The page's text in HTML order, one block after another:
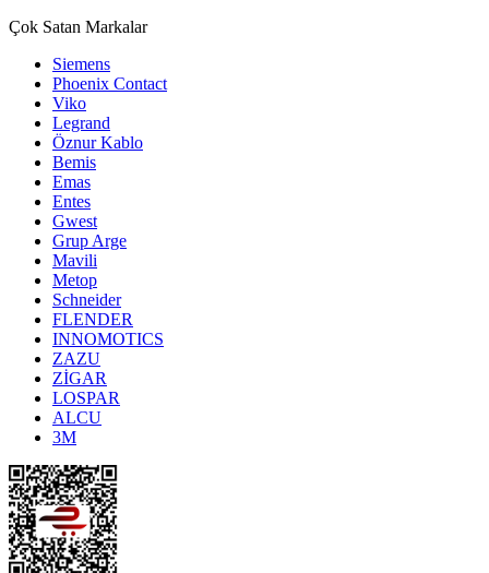
Çok Satan Markalar
Siemens
Phoenix Contact
Viko
Legrand
Öznur Kablo
Bemis
Emas
Entes
Gwest
Grup Arge
Mavili
Metop
Schneider
FLENDER
INNOMOTICS
ZAZU
ZİGAR
LOSPAR
ALCU
3M